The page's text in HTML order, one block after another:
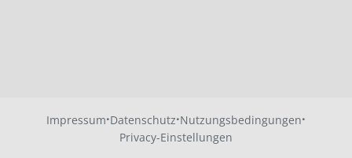
Impressum·Datenschutz·Nutzungsbedingungen·
Privacy-Einstellungen